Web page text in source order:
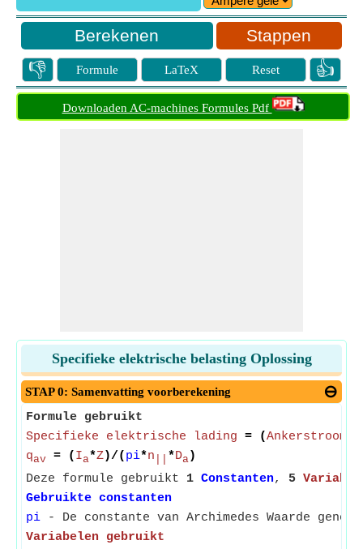
Stappen
👎 Formule LaTeX Reset 👍
Downloaden AC-machines Formules Pdf
Specifieke elektrische belasting Oplossing
STAP 0: Samenvatting voorberekening
Formule gebruikt
Specifieke elektrische lading = (Ankerstroom
qav = ( Ia*Z)/( pi*n *Da )
Deze formule gebruikt 1 Constanten, 5
Gebruikte constanten
pi - De constante van Archimedes Waarde
Variabelen gebruikt